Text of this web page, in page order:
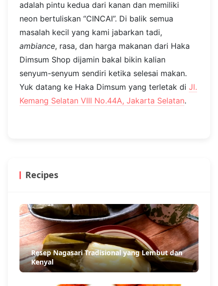
adalah pintu kedua dari kanan dan memiliki
neon bertuliskan “CINCAI”. Di balik semua
masalah kecil yang kami jabarkan tadi,
ambiance, rasa, dan harga makanan dari Haka
Dimsum Shop dijamin bakal bikin kalian
senyum-senyum sendiri ketika selesai makan.
Yuk datang ke Haka Dimsum yang terletak di Jl.
Kemang Selatan VIII No.44A, Jakarta Selatan.
Recipes
Resep Nagasari Tradisional yang Lembut dan
Kenyal